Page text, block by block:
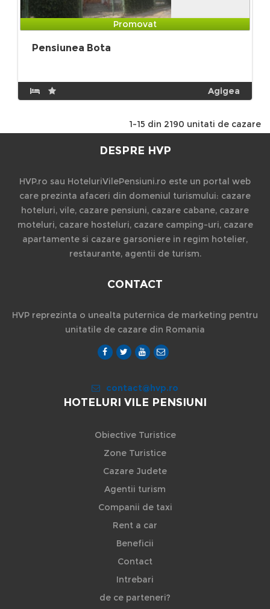
Promovat
Pensiunea Bota
Agigea
1-15 din 2190 unitati de cazare
DESPRE HVP
HVP.ro sau HoteluriVilePensiuni.ro este un portal web
care prezinta afaceri din domeniul turismului: cazare
hoteluri, vile, cazare pensiuni, cazare cabane, cazare
moteluri, cazare hosteluri, cazare camping-uri, cazare
apartamente si cazare garsoniere in regim hotelier,
restaurante, agentii de turism.
CONTACT
HVP reprezinta o unealta puternica de marketing pentru
unitatile de cazare din Romania
contact@hvp.ro
HOTELURI VILE PENSIUNI
Obiective Turistice
Zone Turistice
Cazare Judete
Agentii turism
Companii de taxi
Rent a car
Beneficii
Contact
Intrebari
de ce parteneri?